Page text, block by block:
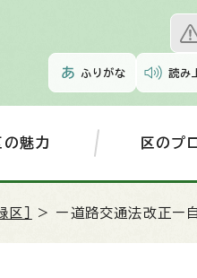
ふりがな 読み
の魅力 区のプ
］ > ー道路交通法改正ー